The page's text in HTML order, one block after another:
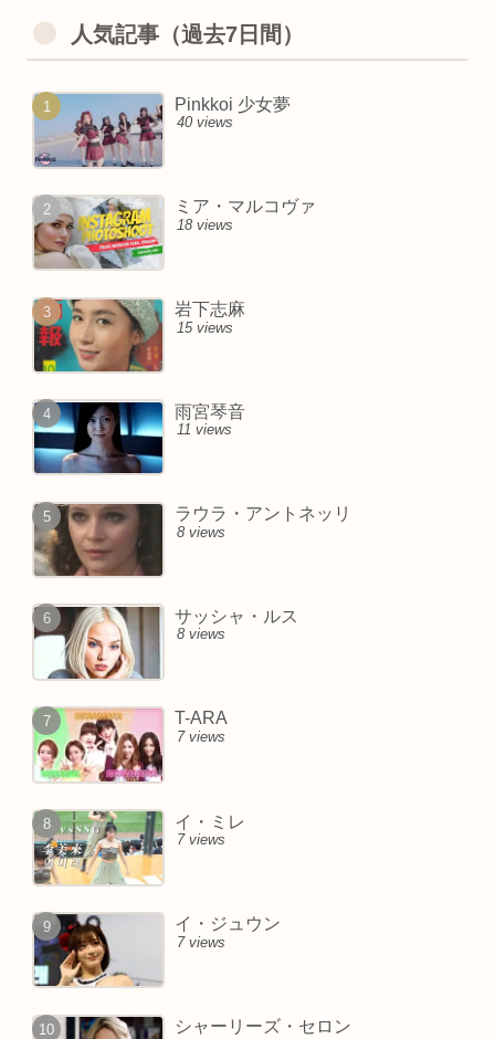
人気記事（過去7日間）
Pinkkoi 少女夢
40 views
ミア・マルコヴァ
18 views
岩下志麻
15 views
雨宮琴音
11 views
ラウラ・アントネッリ
8 views
サッシャ・ルス
8 views
T-ARA
7 views
イ・ミレ
7 views
イ・ジュウン
7 views
シャーリーズ・セロン